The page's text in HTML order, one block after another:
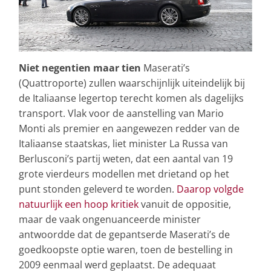
Niet negentien maar tien Maserati’s
(Quattroporte) zullen waarschijnlijk uiteindelijk bij
de Italiaanse legertop terecht komen als dagelijks
transport. Vlak voor de aanstelling van Mario
Monti als premier en aangewezen redder van de
Italiaanse staatskas, liet minister La Russa van
Berlusconi’s partij weten, dat een aantal van 19
grote vierdeurs modellen met drietand op het
punt stonden geleverd te worden. Daarop volgde
natuurlijk een hoop kritiekvanuit de oppositie,
maar de vaak ongenuanceerde minister
antwoordde dat de gepantserde Maserati’s de
goedkoopste optie waren, toen de bestelling in
2009 eenmaal werd geplaatst. De adequaat